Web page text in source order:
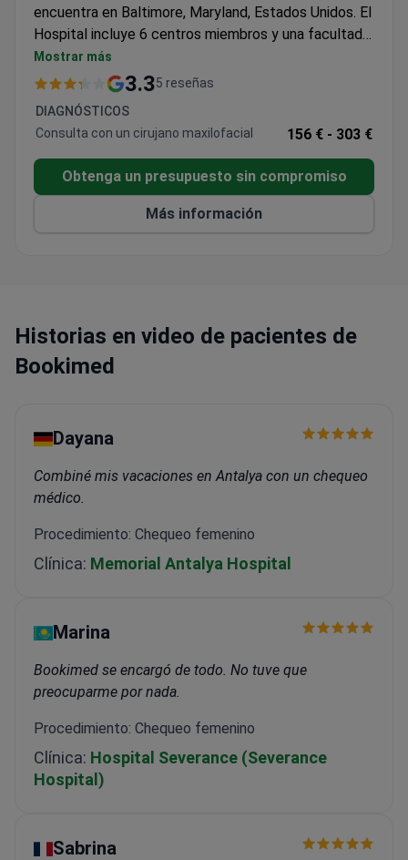
encuentra en Baltimore, Maryland, Estados Unidos. El
Hospital incluye 6 centros miembros y una facultad
de medicina para la próxima generación de
especialistas. Pacientes de 49 estados visitan el
Hospital Johns Hopkins anualmente.
Mostrar más
3.35 reseñas
DIAGNÓSTICOS
Consulta con un cirujano maxilofacial
156 € - 303 €
Obtenga un presupuesto sin compromiso
Más información
Historias en video de pacientes de
Bookimed
Dayana
Combiné mis vacaciones en Antalya con un chequeo
médico.
Procedimiento: Chequeo femenino
Clínica: Memorial Antalya Hospital
Marina
Bookimed se encargó de todo. No tuve que
preocuparme por nada.
Procedimiento: Chequeo femenino
Clínica: Hospital Severance (Severance
Hospital)
Sabrina